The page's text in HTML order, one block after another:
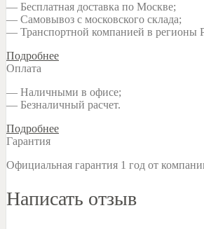
— Бесплатная доставка по Москве;
— Самовывоз с московского склада;
— Транспортной компанией в регионы
Подробнее
Оплата
— Наличными в офисе;
— Безналичный расчет.
Подробнее
Гарантия
Официальная гарантия 1 год от
Написать отзыв